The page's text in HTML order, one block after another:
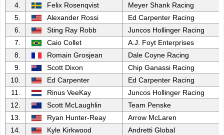
4.
Felix Rosenqvist
Meyer Shank Racing
5.
Alexander Rossi
Ed Carpenter Racing
6.
Sting Ray Robb
Juncos Hollinger Racing
7.
Caio Collet
A.J. Foyt Enterprises
8.
Romain Grosjean
Dale Coyne Racing
9.
Scott Dixon
Chip Ganassi Racing
10.
Ed Carpenter
Ed Carpenter Racing
11.
Rinus VeeKay
Juncos Hollinger Racing
12.
Scott McLaughlin
Team Penske
13.
Ryan Hunter-Reay
Arrow McLaren
14.
Kyle Kirkwood
Andretti Global